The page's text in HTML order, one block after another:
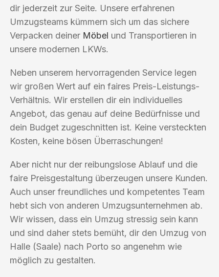
dir jederzeit zur Seite. Unsere erfahrenen
Umzugsteams kümmern sich um das sichere
Verpacken deiner Möbel und Transportieren in
unsere modernen LKWs.
Neben unserem hervorragenden Service legen
wir großen Wert auf ein faires Preis-Leistungs-
Verhältnis. Wir erstellen dir ein individuelles
Angebot, das genau auf deine Bedürfnisse und
dein Budget zugeschnitten ist. Keine versteckten
Kosten, keine bösen Überraschungen!
Aber nicht nur der reibungslose Ablauf und die
faire Preisgestaltung überzeugen unsere Kunden.
Auch unser freundliches und kompetentes Team
hebt sich von anderen Umzugsunternehmen ab.
Wir wissen, dass ein Umzug stressig sein kann
und sind daher stets bemüht, dir den Umzug von
Halle (Saale) nach Porto so angenehm wie
möglich zu gestalten.